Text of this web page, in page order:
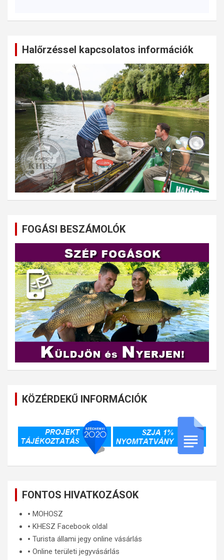
Halőrzéssel kapcsolatos információk
FOGÁSI BESZÁMOLÓK
KÖZÉRDEKŰ INFORMÁCIÓK
FONTOS HIVATKOZÁSOK
🞄 MOHOSZ
🞄 KHESZ Facebook oldal
🞄 Turista állami jegy online vásárlás
🞄 Online területi jegyvásárlás